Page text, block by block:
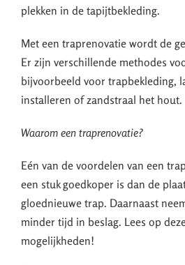
plekken in de tapijtbekleding.
Met een traprenovatie wordt de
Er zijn verschillende methodes
bijvoorbeeld voor trapbekleding,
installeren of zandstraal het hout.
Waarom een traprenovatie?
Eén van de voordelen van een
een stuk goedkoper is dan de
gloednieuwe trap. Daarnaast
minder tijd in beslag. Lees op
mogelijkheden!